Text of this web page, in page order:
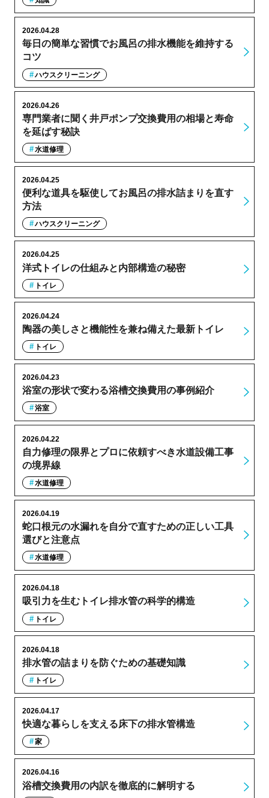
毎日の簡単な習慣でお風呂の排水機能を維持する
コツ
2026.04.28
ハウスクリーニング
専門業者に聞く井戸ポンプ交換費用の相場と寿命
を延ばす秘訣
2026.04.26
水道修理
便利な道具を駆使してお風呂の排水詰まりを直す
方法
2026.04.25
ハウスクリーニング
洋式トイレの仕組みと内部構造の秘密
2026.04.25
トイレ
陶器の美しさと機能性を兼ね備えた最新トイレ
2026.04.24
トイレ
浴室の形状で変わる浴槽交換費用の事例紹介
2026.04.23
浴室
自力修理の限界とプロに依頼すべき水道設備工事
の境界線
2026.04.22
水道修理
蛇口根元の水漏れを自分で直すための正しい工具
選びと注意点
2026.04.19
水道修理
吸引力を生むトイレ排水管の科学的構造
2026.04.18
トイレ
排水管の詰まりを防ぐための基礎知識
2026.04.18
トイレ
快適な暮らしを支える床下の排水管構造
2026.04.17
家
浴槽交換費用の内訳を徹底的に解明する
2026.04.16